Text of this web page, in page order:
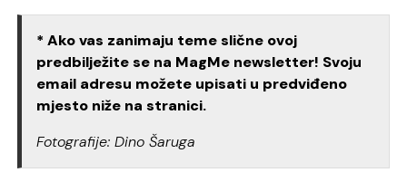
* Ako vas zanimaju teme slične ovoj
predbilježite se na MagMe newsletter! Svoju
email adresu možete upisati u predviđeno
mjesto niže na stranici.
Fotografije: Dino Šaruga